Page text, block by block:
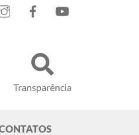
Transparência